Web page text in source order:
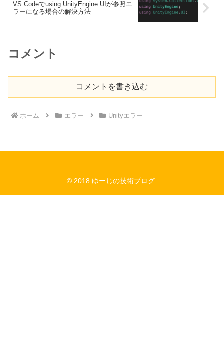
VS Codeでusing UnityEngine.UIが参照エ
ラーになる場合の解決方法
コメント
コメントを書き込む
ホーム エラー Unityエラー
© 2018 ゆーじの技術ブログ.